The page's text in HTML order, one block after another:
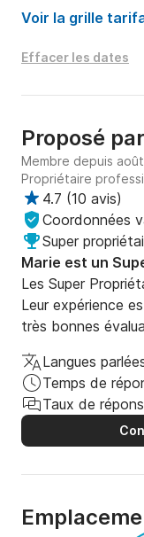
Voir la grille
Effacer les dates
Proposé par
Membre depuis
Propriétaire
4.7 (10 avis)
Coordonnées
Super
Marie est un
Les Super
Leur expérience
très bonnes
Langues
Temps de
Taux de